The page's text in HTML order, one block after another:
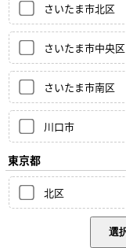
さいたま市北区
さいたま市中央区
さいたま市南区
川口市
東京都
北区